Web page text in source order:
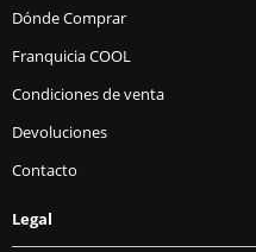
Dónde Comprar
Franquicia COOL
Condiciones de venta
Devoluciones
Contacto
Legal